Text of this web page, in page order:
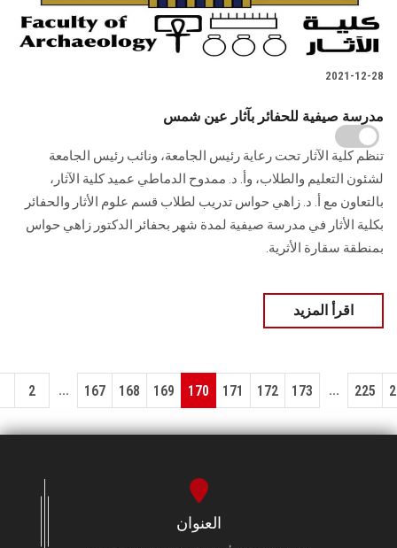
2021-12-28
مدرسة صيفية للحفائر بآثار عين شمس
تنظم كلية الآثار تحت رعاية رئيس الجامعة، ونائب رئيس الجامعة
لشئون التعليم والطلاب، وأ. د. ممدوح الدماطي عميد كلية الآثار،
بالتعاون مع أ. د. زاهي حواس تدريب لطلاب قسم علوم الأثار والحفائر
بكلية الأثار في مدرسة صيفية لمدة شهر بحفائر الدكتور زاهي حواس
بمنطقة سقارة الأثرية.
اقرأ المزيد
2 ... 167 168 169 170 171 172 173 ... 225
العنوان